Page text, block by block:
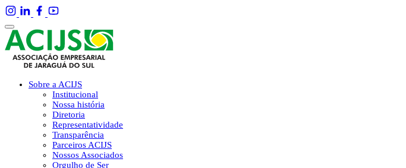
Sobre a ACIJS
Institucional
Nossa história
Diretoria
Representatividade
Transparência
Parceiros ACIJS
Nossos Associados
Orgulho de Ser